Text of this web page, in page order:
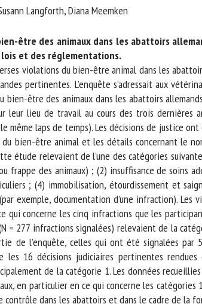
Langforth, Diana Meemken
être des animaux dans les abattoirs
et des réglementations.
violations du bien-être animal dans les
pertinentes. L’enquête s’adressait aux
être des animaux dans les abattoirs
leur lieu de travail au cours des trois dernières
même laps de temps). Les décisions de justice
bien-être animal et les détails concernant le
étude relevaient de l’une des catégories
frappe des animaux) ; (2) insuffisance de soins
; (4) immobilisation, étourdissement et
exemple, documentation d’une infraction). Les
qui concerne les cinq infractions que les
= 277 infractions signalées) relevaient de la
de l’enquête, celles qui ont été signalées par
16 décisions judiciaires pertinentes
de la catégorie 1. Les données
en particulier en ce qui concerne les catégories
dans les abattoirs et dans le cadre de la
En soumettant ce formulaire, j'accepte que les
dans le cadre de la relation avec le CNR BEA. *
champs suivis de * sont obligatoires